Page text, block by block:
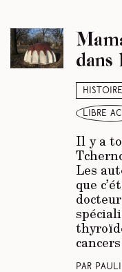
Histoire
libre
dans
Il y a
Les
que
Par